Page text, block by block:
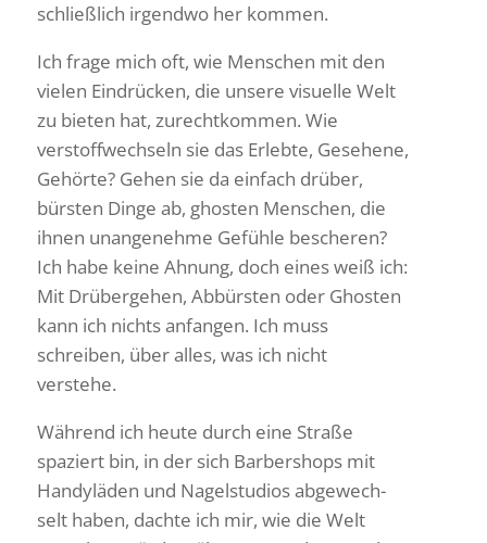
schließ­lich irgendwo her kommen.
Ich frage mich oft, wie Menschen mit den
vielen Eindrü­cken, die unsere visu­elle Welt
zu bieten hat, zurecht­kommen. Wie
verstoff­wech­seln sie das Erlebte, Gese­hene,
Gehörte? Gehen sie da einfach drüber,
bürsten Dinge ab, ghosten Menschen, die
ihnen unan­ge­nehme Gefühle bescheren?
Ich habe keine Ahnung, doch eines weiß ich:
Mit Drüber­gehen, Abbürsten oder Ghosten
kann ich nichts anfangen. Ich muss
schreiben, über alles, was ich nicht
verstehe.
Während ich heute durch eine Straße
spaziert bin, in der sich Barber­shops mit
Handy­läden und Nagel­stu­dios abge­wech­
selt haben, dachte ich mir, wie die Welt